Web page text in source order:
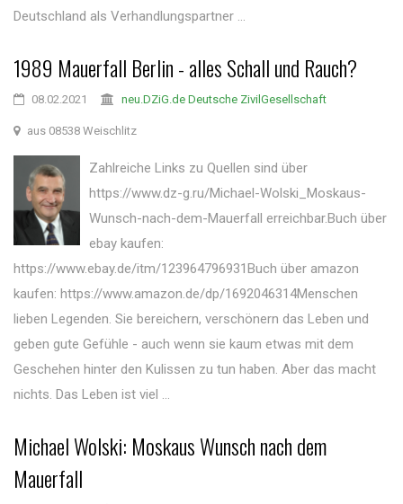
Deutschland als Verhandlungspartner ...
1989 Mauerfall Berlin - alles Schall und Rauch?
08.02.2021 neu.DZiG.de Deutsche ZivilGesellschaft
aus 08538 Weischlitz
Zahlreiche Links zu Quellen sind über
https://www.dz-g.ru/Michael-Wolski_Moskaus-
Wunsch-nach-dem-Mauerfall erreichbar.Buch über
ebay kaufen:
https://www.ebay.de/itm/123964796931Buch über amazon
kaufen: https://www.amazon.de/dp/1692046314Menschen
lieben Legenden. Sie bereichern, verschönern das Leben und
geben gute Gefühle - auch wenn sie kaum etwas mit dem
Geschehen hinter den Kulissen zu tun haben. Aber das macht
nichts. Das Leben ist viel ...
Michael Wolski: Moskaus Wunsch nach dem
Mauerfall